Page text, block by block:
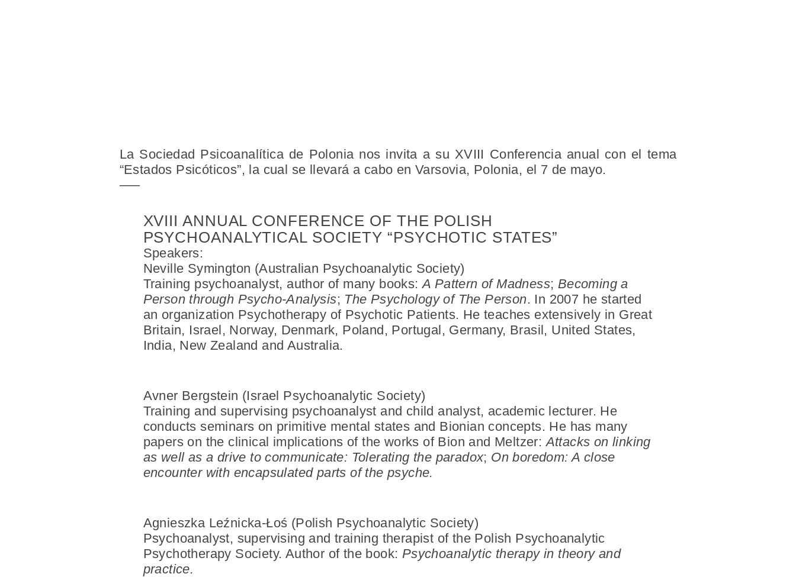
La Sociedad Psicoanalítica de Polonia nos invita a su XVIII Conferencia anual con el tema
“Estados Psicóticos”, la cual se llevará a cabo en Varsovia, Polonia, el 7 de mayo.
—–
XVIII ANNUAL CONFERENCE OF THE POLISH
PSYCHOANALYTICAL SOCIETY “PSYCHOTIC STATES”
Speakers:
Neville Symington (Australian Psychoanalytic Society)
Training psychoanalyst, author of many books:A Pattern of Madness; Becoming a
Person through Psycho-Analysis; The Psychology of The Person. In 2007 he started
an organization Psychotherapy of Psychotic Patients. He teaches extensively in Great
Britain, Israel, Norway, Denmark, Poland, Portugal, Germany, Brasil, United States,
India, New Zealand and Australia.
Avner Bergstein (Israel Psychoanalytic Society)
Training and supervising psychoanalyst and child analyst, academic lecturer. He
conducts seminars on primitive mental states and Bionian concepts. He has many
papers on the clinical implications of the works of Bion and Meltzer:Attacks on linking
as well as a drive to communicate: Tolerating the paradox; On boredom: A close
encounter with encapsulated parts of the psyche.
Agnieszka Leźnicka-Łoś (Polish Psychoanalytic Society)
Psychoanalyst, supervising and training therapist of the Polish Psychoanalytic
Psychotherapy Society. Author of the book: Psychoanalytic therapy in theory and
practice.